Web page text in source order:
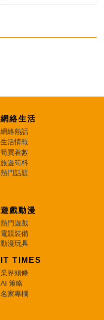
網絡生活
網絡熱話
生活情報
筍買着數
旅遊筍料
熱門話題
遊戲動漫
熱門遊戲
電競裝備
動漫玩具
IT TIMES
業界頭條
AI 策略
名家專欄